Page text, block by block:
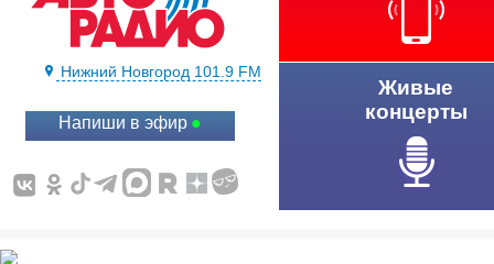
Нижний Новгород 101.9 FM
Напиши в эфир
Живые
концерты